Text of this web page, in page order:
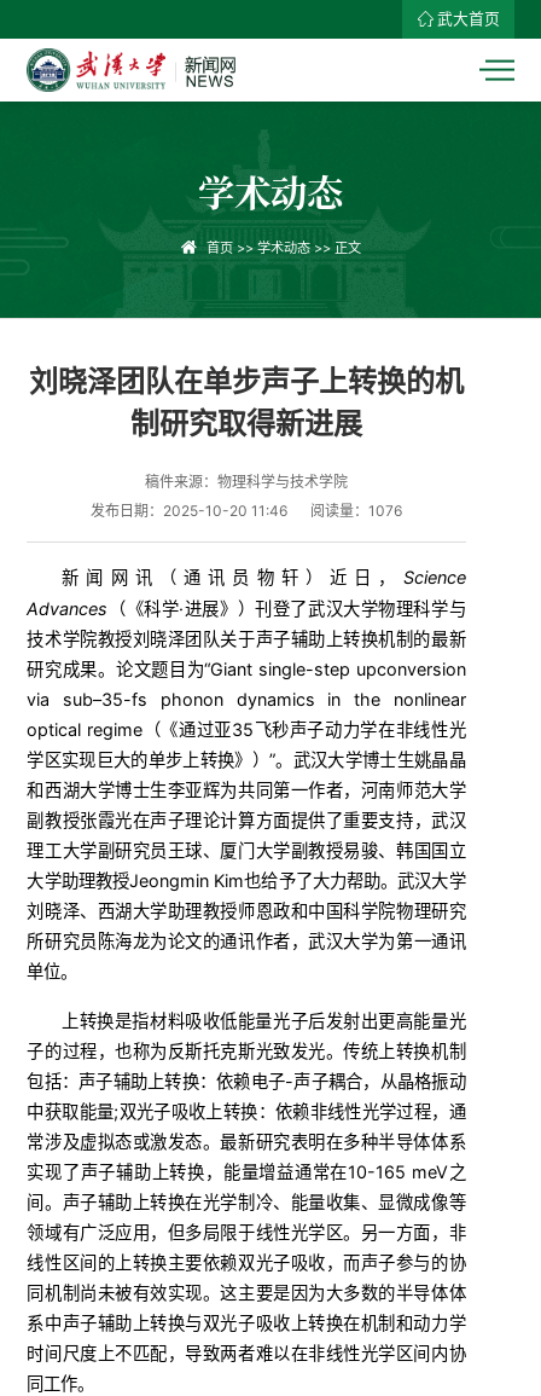
武大首页
学术动态
首页>>学术动态>> 正文
刘晓泽团队在单步声子上转换的机
制研究取得新进展
稿件来源：物理科学与技术学院
发布日期：2025-10-20 11:46
阅读量： 1076
新闻网讯（通讯员物轩 ）近日， Science
Advances （《科学·进展》）刊登了武汉大学物理科学与
技术学院教授刘晓泽团队关于声子辅助上转换机制的最新
研究成果。论文题目为“Giant single-step upconversion
via sub–35-fs phonon dynamics in the nonlinear
optical regime（《通过亚35飞秒声子动力学在非线性光
学区实现巨大的单步上转换》） ”。武汉大学博士生姚晶晶
和西湖大学博士生李亚辉为共同第一作者，河南师范大学
副教授张霞光在声子理论计算方面提供了重要支持，武汉
理工大学副研究员王球、厦门大学副教授易骏、韩国国立
大学助理教授Jeongmin Kim也给予了大力帮助。武汉大学
刘晓泽、西湖大学助理教授师恩政和中国科学院物理研究
所研究员 陈海龙为论文的通讯作者，武汉大学为第一通讯
单位。
上转换是指材料吸收低能量光子后发射出更高能量光
子的过程，也称为反斯托克斯光致发光。传统上转换机制
包括：声子辅助上转换：依赖电子-声子耦合，从晶格振动
中获取能量;双光子吸收上转换：依赖非线性光学过程，通
常涉及虚拟态或激发态。最新研究表明在多种半导体体系
实现了声子辅助上转换，能量增益通常在10-165 meV之
间。声子辅助上转换在光学制冷、能量收集、显微成像等
领域有广泛应用，但多局限于线性光学区。另一方面，非
线性区间的上转换主要依赖双光子吸收，而声子参与的协
同机制尚未被有效实现。这主要是因为大多数的半导体体
系中声子辅助上转换与双光子吸收上转换在机制和动力学
时间尺度上不匹配，导致两者难以在非线性光学区间内协
同工作。